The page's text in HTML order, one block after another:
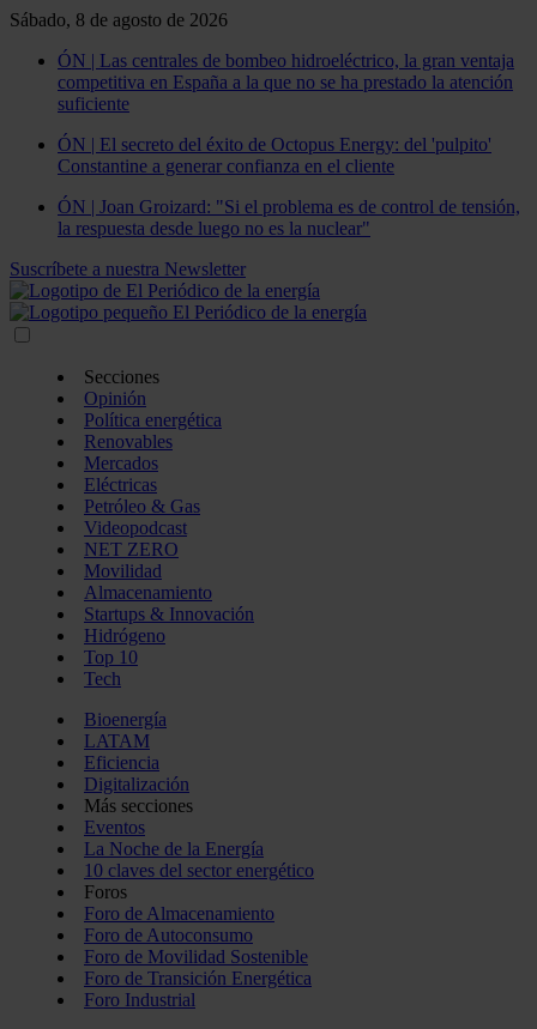
Sábado, 8 de agosto de 2026
ÓN | Las centrales de bombeo hidroeléctrico, la gran ventaja
competitiva en España a la que no se ha prestado la atención
suficiente
ÓN | El secreto del éxito de Octopus Energy: del 'pulpito'
Constantine a generar confianza en el cliente
ÓN | Joan Groizard: "Si el problema es de control de tensión,
la respuesta desde luego no es la nuclear"
Suscríbete a nuestra Newsletter
Secciones
Opinión
Política energética
Renovables
Mercados
Eléctricas
Petróleo & Gas
Videopodcast
NET ZERO
Movilidad
Almacenamiento
Startups & Innovación
Hidrógeno
Top 10
Tech
Bioenergía
LATAM
Eficiencia
Digitalización
Más secciones
Eventos
La Noche de la Energía
10 claves del sector energético
Foros
Foro de Almacenamiento
Foro de Autoconsumo
Foro de Movilidad Sostenible
Foro de Transición Energética
Foro Industrial